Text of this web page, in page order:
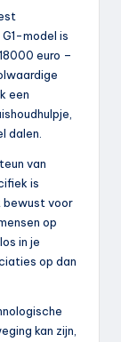
model is
euro –
een
dalen.
van
is
bewust voor
op
in je
op dan
kan zijn,